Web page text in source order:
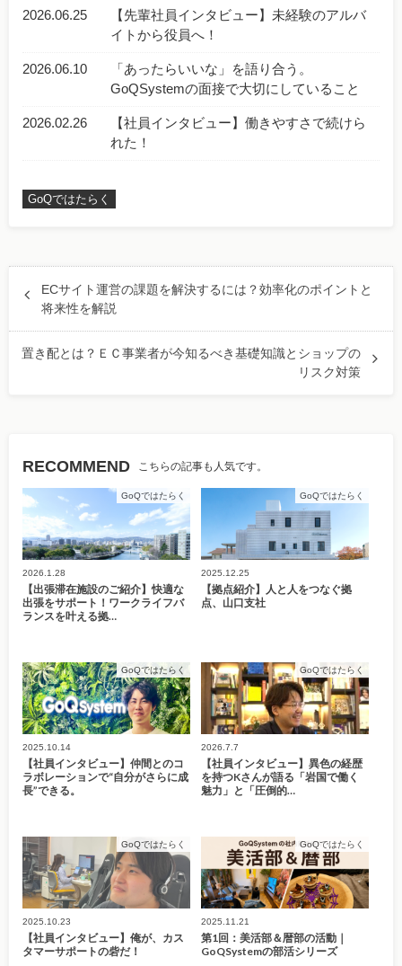
2026.06.25
【先輩社員インタビュー】未経験のアルバ
イトから役員へ！
2026.06.10
「あったらいいな」を語り合う。
GoQSystemの面接で大切にしていること
2026.02.26
【社員インタビュー】働きやすさで続けら
れた！
GoQではたらく
ECサイト運営の課題を解決するには？効率化のポイントと
将来性を解説
置き配とは？ＥＣ事業者が今知るべき基礎知識とショップの
リスク対策
RECOMMEND こちらの記事も人気です。
GoQではたらく
2026.1.28
【出張滞在施設のご紹介】快適な
出張をサポート！ワークライフバ
ランスを叶える拠…
GoQではたらく
2025.12.25
【拠点紹介】人と人をつなぐ拠
点、山口支社
GoQではたらく
2025.10.14
【社員インタビュー】仲間とのコ
ラボレーションで“自分がさらに成
長”できる。
GoQではたらく
2026.7.7
【社員インタビュー】異色の経歴
を持つKさんが語る「岩国で働く
魅力」と「圧倒的…
GoQではたらく
2025.10.23
【社員インタビュー】俺が、カス
タマーサポートの砦だ！
GoQではたらく
2025.11.21
第1回：美活部＆暦部の活動｜
GoQSystemの部活シリーズ